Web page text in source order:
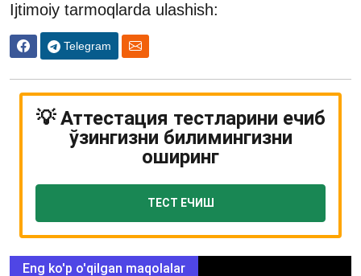
Ijtimoiy tarmoqlarda ulashish:
Telegram
💡 Аттестация тестларини ечиб
ўзингизни билимингизни
оширинг
ТЕСТ ЕЧИШ
Eng ko'p o'qilgan maqolalar